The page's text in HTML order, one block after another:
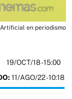
en periodismo
19/OCT/18- 15:00
11/AGO/22 - 10:18